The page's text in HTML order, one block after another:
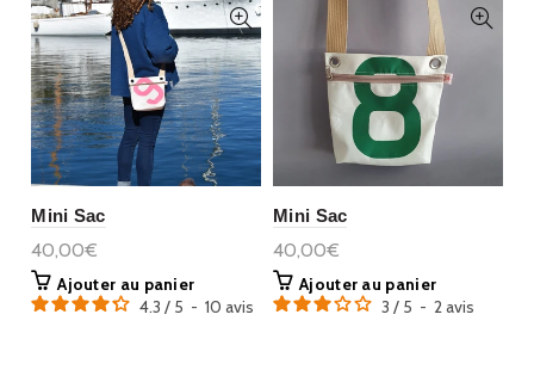
Mini Sac
40,00€
Ajouter au panier
4.3 / 5 - 10avis
Mini Sac
40,00€
Ajouter au panier
3 / 5 - 2avis